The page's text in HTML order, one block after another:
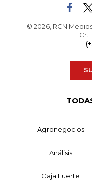
© 2026, RCN
Cr.
Agronegocios
Análisis
Caja Fuerte